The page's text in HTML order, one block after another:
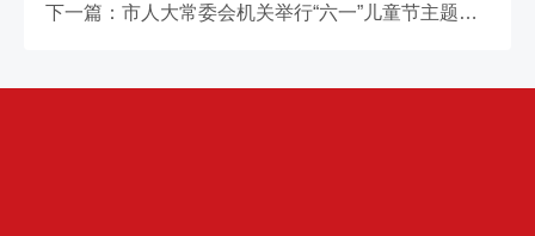
下一篇：市人大常委会机关举行“六一”儿童节主题活动